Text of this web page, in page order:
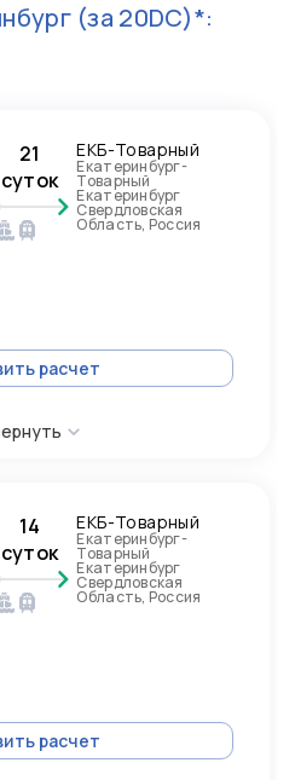
(за 20DC)*:
21
суток
ЕКБ-Товарный
Екатеринбург-
Товарный
Екатеринбург
Свердловская
Область, Россия
расчет
14
суток
ЕКБ-Товарный
Екатеринбург-
Товарный
Екатеринбург
Свердловская
Область, Россия
расчет